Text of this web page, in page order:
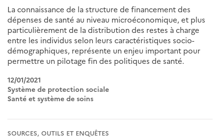
La connaissance de la structure de financement des
dépenses de santé au niveau microéconomique, et plus
particulièrement de la distribution des restes à charge
entre les individus selon leurs caractéristiques socio-
démographiques, représente un enjeu important pour
permettre un pilotage fin des politiques de santé.
12/01/2021
Système de protection sociale
Santé et système de soins
SOURCES, OUTILS ET ENQUÊTES